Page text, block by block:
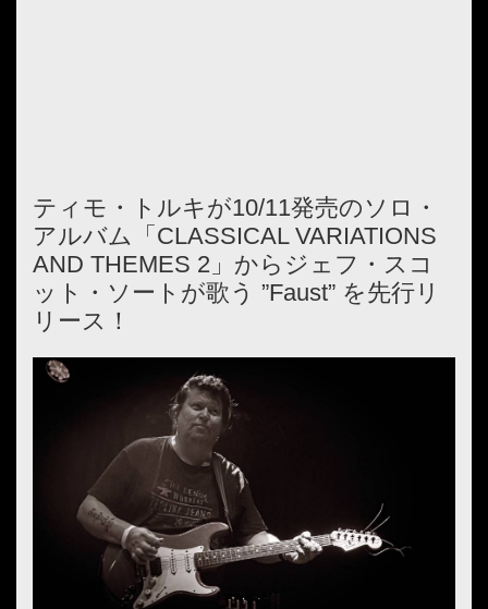
ティモ・トルキが10/11発売のソロ・
アルバム「CLASSICAL VARIATIONS
AND THEMES 2」からジェフ・スコ
ット・ソートが歌う ”Faust” を先行リ
リース！